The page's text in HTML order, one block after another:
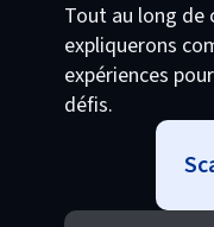
Tout au long de
expliquerons
expériences
défis.